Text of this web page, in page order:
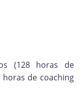
(128 horas de
de coaching